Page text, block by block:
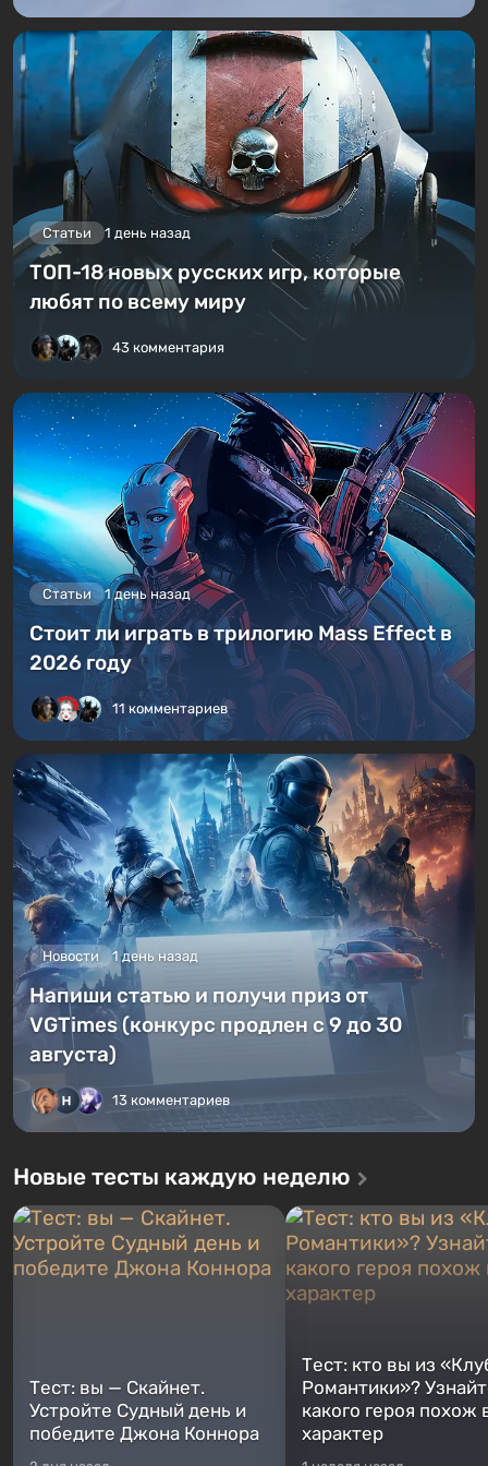
Статьи 1 день назад
ТОП-18 новых русских игр, которые
любят по всему миру
43 комментария
Статьи 1 день назад
Стоит ли играть в трилогию Mass Effect в
2026 году
11 комментариев
Новости 1 день назад
Напиши статью и получи приз от
VGTimes (конкурс продлен с 9 до 30
августа)
13 комментариев
Новые тесты каждую неделю
Тест: вы — Скайнет.
Устройте Судный день и
победите Джона Коннора
Тест: кто вы из
Романтики»?
какого героя похож
характер